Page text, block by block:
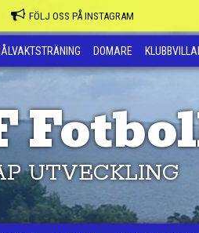
FÖLJ OSS PÅ INSTAGRAM
DOMARE
UTVECKLING